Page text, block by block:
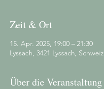
Zeit & Ort
15. Apr. 2025, 19:00 – 21:30
Lyssach, 3421 Lyssach, Schweiz
Über die Veranstaltung